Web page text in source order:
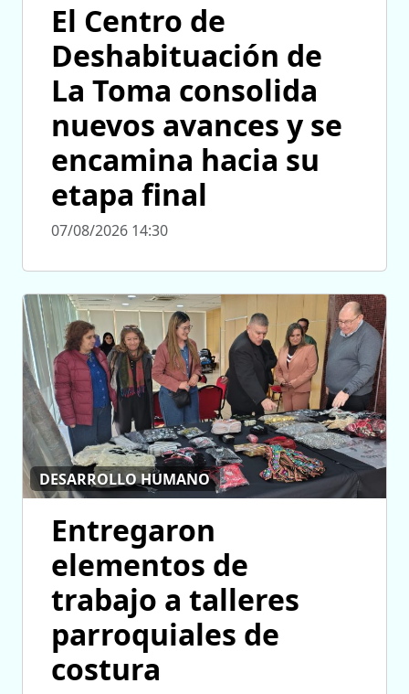
El Centro de
Deshabituación de
La Toma consolida
nuevos avances y se
encamina hacia su
etapa final
07/08/2026 14:30
DESARROLLO HUMANO
Entregaron
elementos de
trabajo a talleres
parroquiales de
costura